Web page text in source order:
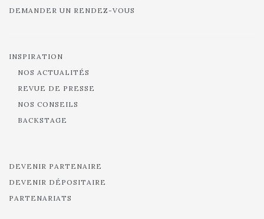
DEMANDER UN RENDEZ-VOUS
INSPIRATION
NOS ACTUALITÉS
REVUE DE PRESSE
NOS CONSEILS
BACKSTAGE
DEVENIR PARTENAIRE
DEVENIR DÉPOSITAIRE
PARTENARIATS